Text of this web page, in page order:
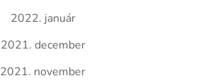
2022. január
2021. december
2021. november